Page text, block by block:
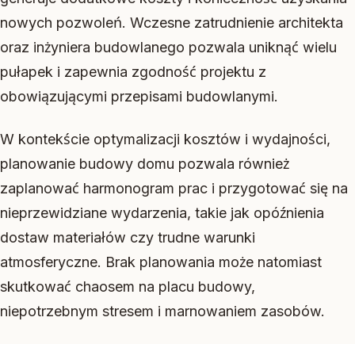
nowych pozwoleń. Wczesne zatrudnienie architekta
oraz inżyniera budowlanego pozwala uniknąć wielu
pułapek i zapewnia zgodność projektu z
obowiązującymi przepisami budowlanymi.
W kontekście optymalizacji kosztów i wydajności,
planowanie budowy domu pozwala również
zaplanować harmonogram prac i przygotować się na
nieprzewidziane wydarzenia, takie jak opóźnienia
dostaw materiałów czy trudne warunki
atmosferyczne. Brak planowania może natomiast
skutkować chaosem na placu budowy,
niepotrzebnym stresem i marnowaniem zasobów.